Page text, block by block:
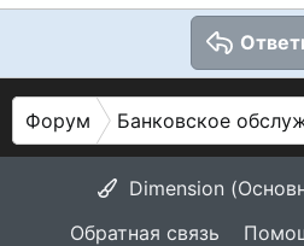
Форум Банковское
Dimension
Обратная связь